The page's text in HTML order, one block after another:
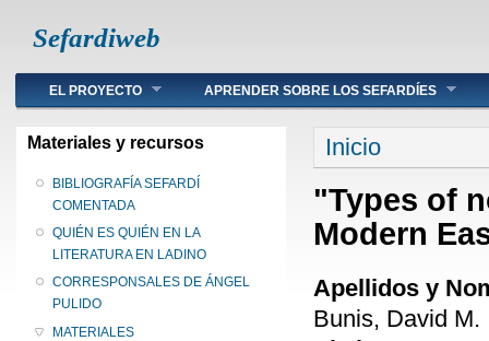
Sefardiweb
Main menu
EL PROYECTO APRENDER SOBRE LOS SEFARDÍES
Materiales y recursos
BIBLIOGRAFÍA SEFARDÍ
COMENTADA
QUIÉN ES QUIÉN EN LA
LITERATURA EN LADINO
CORRESPONSALES DE ÁNGEL
PULIDO
MATERIALES
Se encuentra
Inicio
"Types of
Modern
Apellidos y
Bunis, David M.